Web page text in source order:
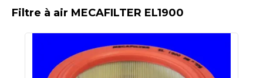
Filtre à air MECAFILTER EL1900